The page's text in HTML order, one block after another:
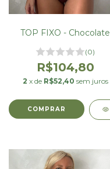
TOP FIXO - Chocolate
(0)
R$104,80
2 x de R$52,40 sem juros
COMPRAR